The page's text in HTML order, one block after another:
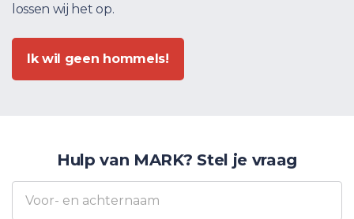
lossen wij het op.
Ik wil geen hommels!
Hulp van MARK? Stel je vraag